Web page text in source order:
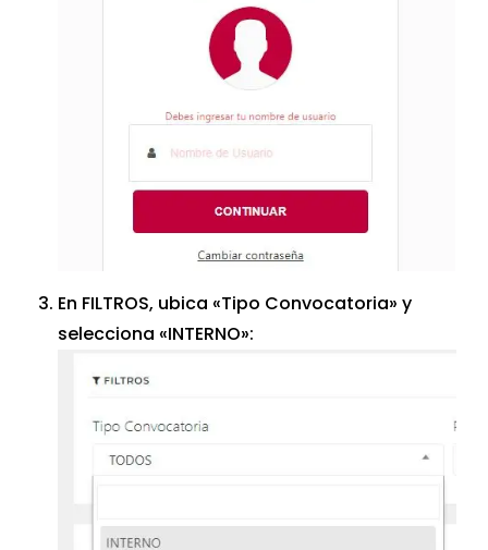
En FILTROS, ubica «Tipo Convocatoria» y
selecciona «INTERNO»: